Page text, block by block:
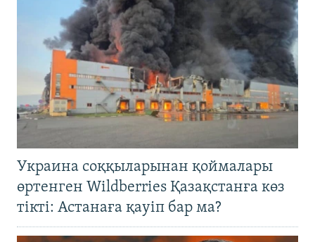
Украина соққыларынан қоймалары
өртенген Wildberries Қазақстанға көз
тікті: Астанаға қауіп бар ма?